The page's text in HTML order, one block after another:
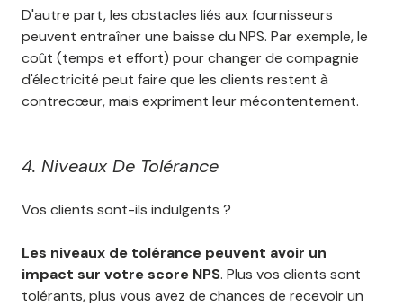
D'autre part, les obstacles liés aux fournisseurs
peuvent entraîner une baisse du NPS. Par exemple, le
coût (temps et effort) pour changer de compagnie
d'électricité peut faire que les clients restent à
contrecœur, mais expriment leur mécontentement.
4. Niveaux De Tolérance
Vos clients sont-ils indulgents ?
Les niveaux de tolérance peuvent avoir un
impact sur votre score NPS. Plus vos clients sont
tolérants, plus vous avez de chances de recevoir un